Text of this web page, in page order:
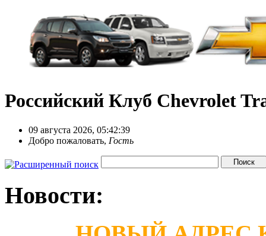
Российский Клуб Chevrolet
09 августа 2026, 05:42:39
Добро пожаловать, Гость
Новости: